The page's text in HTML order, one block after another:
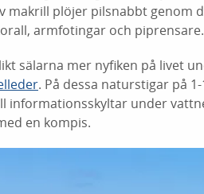
makrill plöjer pilsnabbt genom
armfotingar och piprensare.
sälarna mer nyfiken på livet
. På dessa naturstigar på
informationsskyltar under
en kompis.